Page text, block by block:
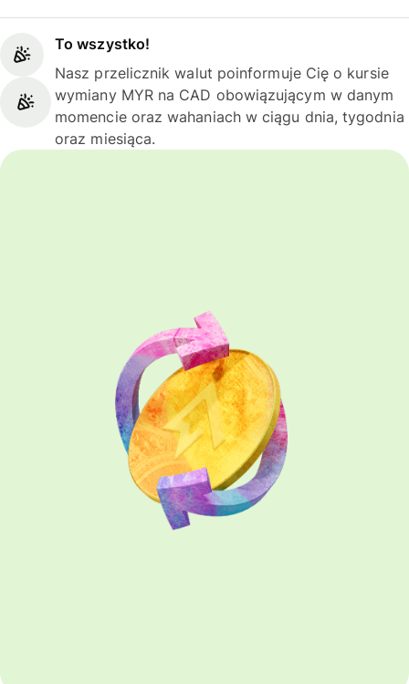
To wszystko!
Nasz przelicznik walut poinformuje Cię o kursie
wymiany MYR na CAD obowiązującym w danym
momencie oraz wahaniach w ciągu dnia, tygodnia
oraz miesiąca.